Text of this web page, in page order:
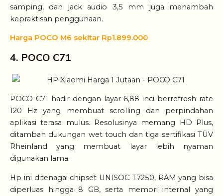
samping, dan jack audio 3,5 mm juga menambah
kepraktisan penggunaan.
Harga POCO M6 sekitar Rp1.899.000
4. POCO C71
POCO C71 hadir dengan layar 6,88 inci berrefresh rate
120 Hz yang membuat scrolling dan perpindahan
aplikasi terasa mulus. Resolusinya memang HD Plus,
ditambah dukungan wet touch dan tiga sertifikasi TÜV
Rheinland yang membuat layar lebih nyaman
digunakan lama.
Hp ini ditenagai chipset UNISOC T7250, RAM yang bisa
diperluas hingga 8 GB, serta memori internal yang